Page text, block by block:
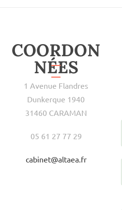
COORDON
NÉES
1 Avenue Flandres
Dunkerque 1940
31460 CARAMAN
05 61 27 77 29
cabinet@altaea.fr